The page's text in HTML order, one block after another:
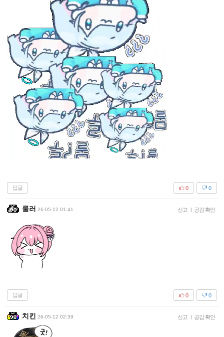
답글 0
0
룰러 26-05-12 01:41 신고 | 공감 확인
답글 0
0
치킨 26-05-12 02:39 신고 | 공감 확인